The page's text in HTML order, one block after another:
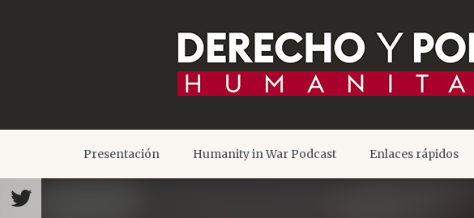
Presentación Humanity in War Podcast Enlaces rápidos